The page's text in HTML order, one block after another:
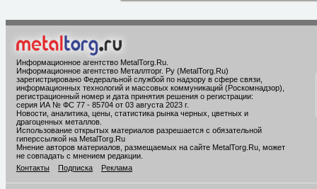
Информационное агентство MetalTorg.Ru
Информационное агентство Металлторг. Ру (MetalTorg.Ru)
зарегистрировано Федеральной службой по надзору в сфере связи,
информационных технологий и массовых коммуникаций (Роскомнадзор),
регистрационный номер и дата принятия решения о регистрации:
серия ИА № ФС 77 - 85704 от 03 августа 2023 г.
Новости, аналитика, цены, статистика рынка черных, цветных и
драгоценных металлов.
Использование открытых материалов разрешается с обязательной
гиперссылкой на MetalTorg.Ru
Мнение авторов материалов, размещаемых на сайте MetalTorg.Ru, может
не совпадать с мнением редакции.
Контакты
Подписка Реклама